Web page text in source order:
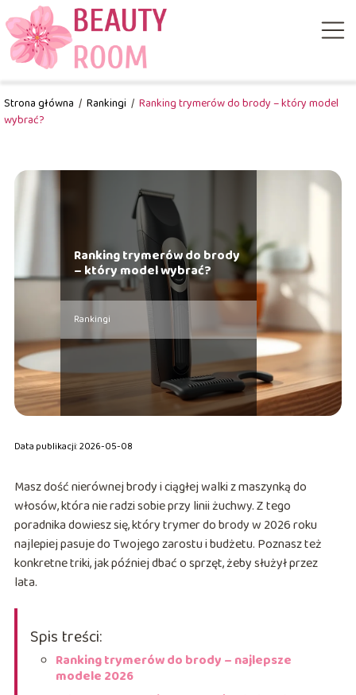
Strona główna / Rankingi / Ranking trymerów do brody – który model
wybrać?
Ranking trymerów do brody
– który model wybrać?
Rankingi
Data publikacji: 2026-05-08
Masz dość nierównej brody i ciągłej walki z maszynką do
włosów, która nie radzi sobie przy linii żuchwy. Z tego
poradnika dowiesz się, który trymer do brody w 2026 roku
najlepiej pasuje do Twojego zarostu i budżetu. Poznasz też
konkretne triki, jak później dbać o sprzęt, żeby służył przez
lata.
Spis treści:
Ranking trymerów do brody – najlepsze
modele 2026